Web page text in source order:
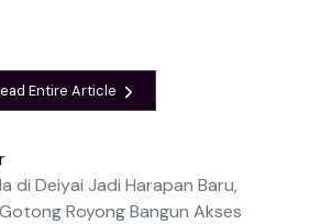
Entire Article
di Deiyai Jadi Harapan Baru,
Royong Bangun Akses